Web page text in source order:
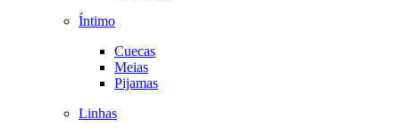
Íntimo
Cuecas
Meias
Pijamas
Linhas